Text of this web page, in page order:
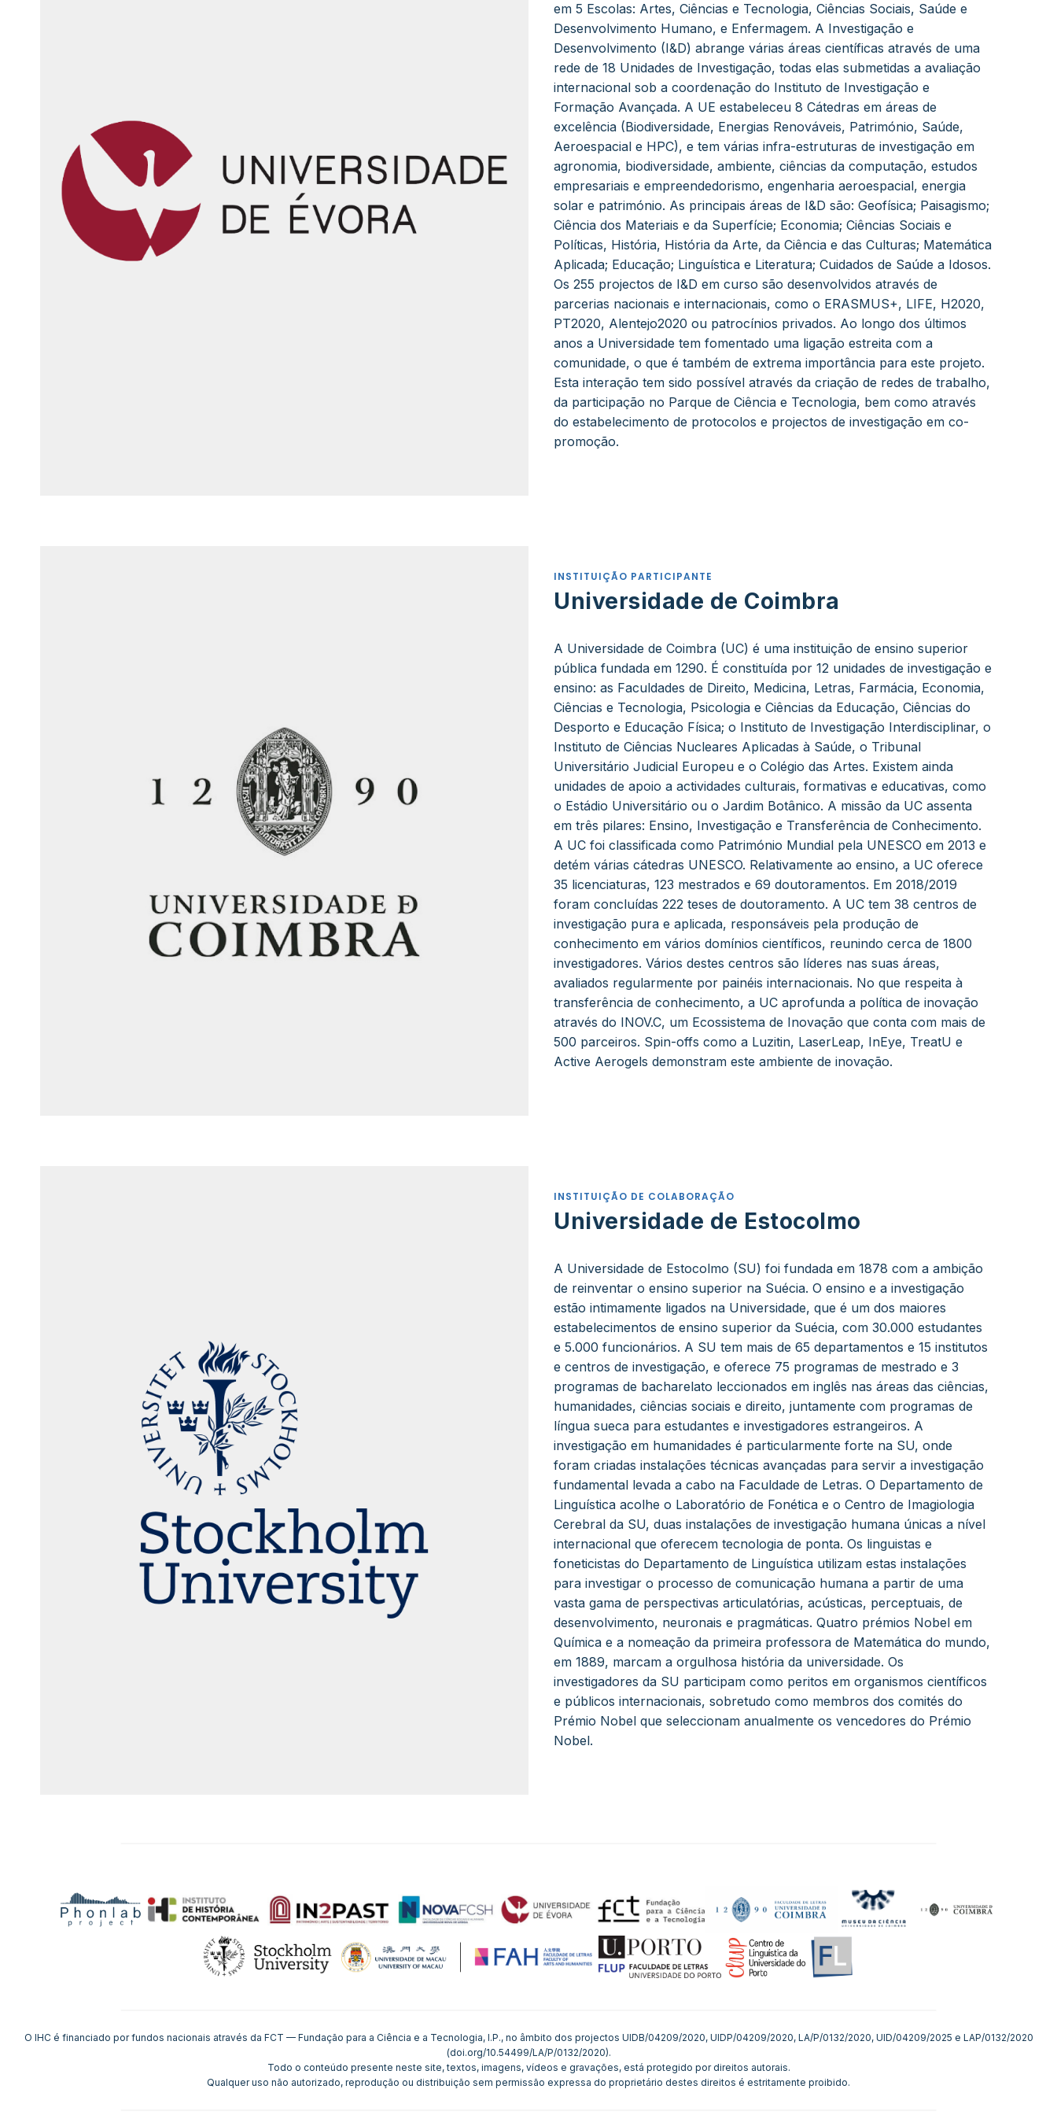
em 5 Escolas: Artes, Ciências e Tecnologia, Ciências Sociais, Saúde e
Desenvolvimento Humano, e Enfermagem. A Investigação e
Desenvolvimento (I&D) abrange várias áreas científicas através de uma
rede de 18 Unidades de Investigação, todas elas submetidas a avaliação
internacional sob a coordenação do Instituto de Investigação e
Formação Avançada. A UE estabeleceu 8 Cátedras em áreas de
excelência (Biodiversidade, Energias Renováveis, Património, Saúde,
Aeroespacial e HPC), e tem várias infra-estruturas de investigação em
agronomia, biodiversidade, ambiente, ciências da computação, estudos
empresariais e empreendedorismo, engenharia aeroespacial, energia
solar e património. As principais áreas de I&D são: Geofísica; Paisagismo;
Ciência dos Materiais e da Superfície; Economia; Ciências Sociais e
Políticas, História, História da Arte, da Ciência e das Culturas; Matemática
Aplicada; Educação; Linguística e Literatura; Cuidados de Saúde a Idosos.
Os 255 projectos de I&D em curso são desenvolvidos através de
parcerias nacionais e internacionais, como o ERASMUS+, LIFE, H2020,
PT2020, Alentejo2020 ou patrocínios privados. Ao longo dos últimos
anos a Universidade tem fomentado uma ligação estreita com a
comunidade, o que é também de extrema importância para este projeto.
Esta interação tem sido possível através da criação de redes de trabalho,
da participação no Parque de Ciência e Tecnologia, bem como através
do estabelecimento de protocolos e projectos de investigação em co-
promoção.
INSTITUIÇÃO PARTICIPANTE
Universidade de Coimbra
A Universidade de Coimbra (UC) é uma instituição de ensino superior
pública fundada em 1290. É constituída por 12 unidades de investigação e
ensino: as Faculdades de Direito, Medicina, Letras, Farmácia, Economia,
Ciências e Tecnologia, Psicologia e Ciências da Educação, Ciências do
Desporto e Educação Física; o Instituto de Investigação Interdisciplinar, o
Instituto de Ciências Nucleares Aplicadas à Saúde, o Tribunal
Universitário Judicial Europeu e o Colégio das Artes. Existem ainda
unidades de apoio a actividades culturais, formativas e educativas, como
o Estádio Universitário ou o Jardim Botânico. A missão da UC assenta
em três pilares: Ensino, Investigação e Transferência de Conhecimento.
A UC foi classificada como Património Mundial pela UNESCO em 2013 e
detém várias cátedras UNESCO. Relativamente ao ensino, a UC oferece
35 licenciaturas, 123 mestrados e 69 doutoramentos. Em 2018/2019
foram concluídas 222 teses de doutoramento. A UC tem 38 centros de
investigação pura e aplicada, responsáveis pela produção de
conhecimento em vários domínios científicos, reunindo cerca de 1800
investigadores. Vários destes centros são líderes nas suas áreas,
avaliados regularmente por painéis internacionais. No que respeita à
transferência de conhecimento, a UC aprofunda a política de inovação
através do INOV.C, um Ecossistema de Inovação que conta com mais de
500 parceiros. Spin-offs como a Luzitin, LaserLeap, InEye, TreatU e
Active Aerogels demonstram este ambiente de inovação.
INSTITUIÇÃO DE COLABORAÇÃO
Universidade de Estocolmo
A Universidade de Estocolmo (SU) foi fundada em 1878 com a ambição
de reinventar o ensino superior na Suécia. O ensino e a investigação
estão intimamente ligados na Universidade, que é um dos maiores
estabelecimentos de ensino superior da Suécia, com 30.000 estudantes
e 5.000 funcionários. A SU tem mais de 65 departamentos e 15 institutos
e centros de investigação, e oferece 75 programas de mestrado e 3
programas de bacharelato leccionados em inglês nas áreas das ciências,
humanidades, ciências sociais e direito, juntamente com programas de
língua sueca para estudantes e investigadores estrangeiros. A
investigação em humanidades é particularmente forte na SU, onde
foram criadas instalações técnicas avançadas para servir a investigação
fundamental levada a cabo na Faculdade de Letras. O Departamento de
Linguística acolhe o Laboratório de Fonética e o Centro de Imagiologia
Cerebral da SU, duas instalações de investigação humana únicas a nível
internacional que oferecem tecnologia de ponta. Os linguistas e
foneticistas do Departamento de Linguística utilizam estas instalações
para investigar o processo de comunicação humana a partir de uma
vasta gama de perspectivas articulatórias, acústicas, perceptuais, de
desenvolvimento, neuronais e pragmáticas. Quatro prémios Nobel em
Química e a nomeação da primeira professora de Matemática do mundo,
em 1889, marcam a orgulhosa história da universidade. Os
investigadores da SU participam como peritos em organismos científicos
e públicos internacionais, sobretudo como membros dos comités do
Prémio Nobel que seleccionam anualmente os vencedores do Prémio
Nobel.
O IHC é financiado por fundos nacionais através da FCT — Fundação para a Ciência e a Tecnologia, I.P., no âmbito dos projectos UIDB/04209/2020, UIDP/04209/2020, LA/P/0132/2020, UID/04209/2025 e LAP/0132/2020
(doi.org/10.54499/LA/P/0132/2020).
Todo o conteúdo presente neste site, textos, imagens, vídeos e gravações, está protegido por direitos autorais.
Qualquer uso não autorizado, reprodução ou distribuição sem permissão expressa do proprietário destes direitos é estritamente proibido.